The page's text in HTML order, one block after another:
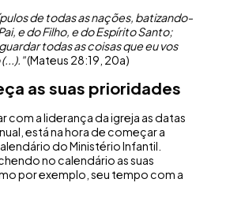
de todas as nações, batizando-
e do Filho, e do Espírito Santo;
todas as coisas que eu vos
(Mateus 28:19, 20a)
as suas prioridades
com a liderança da igreja as datas
está na hora de começar a
do Ministério Infantil.
no calendário as suas
por exemplo, seu tempo com a